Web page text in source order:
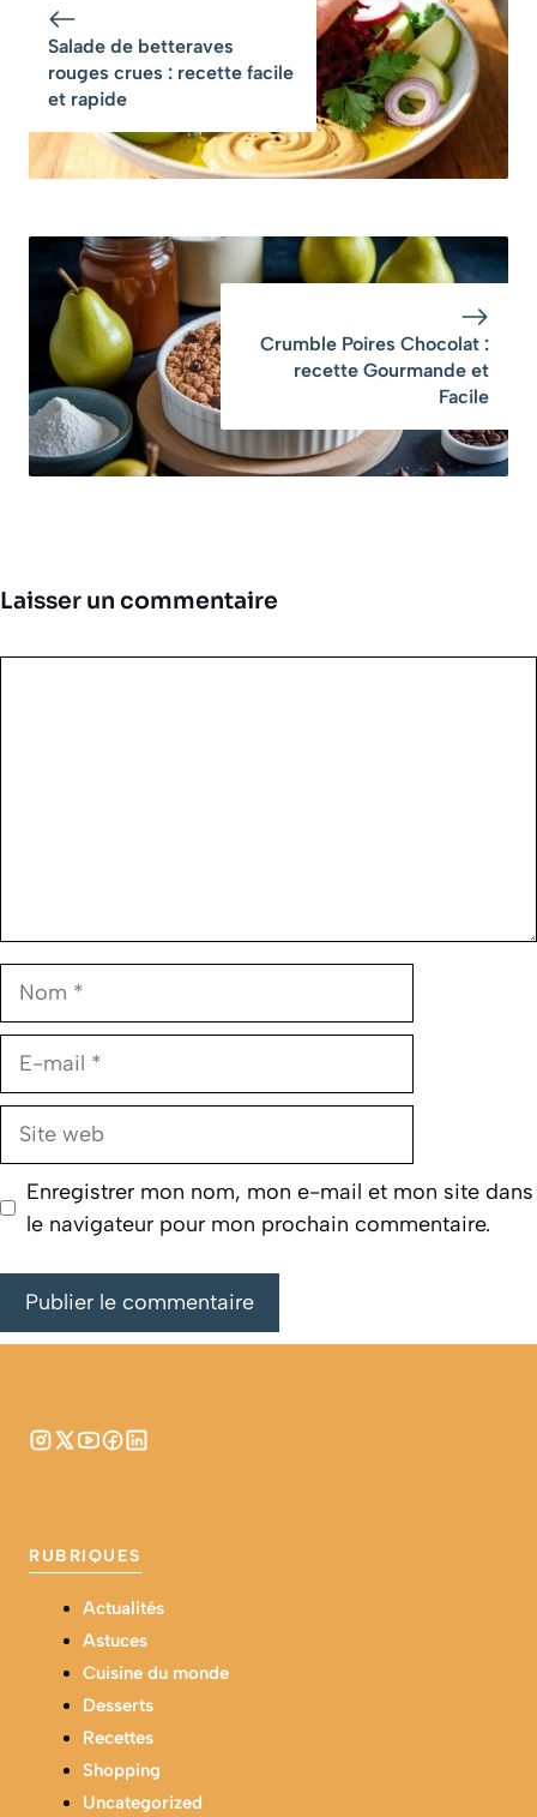
Salade de betteraves
rouges crues : recette facile
et rapide
Crumble Poires Chocolat :
recette Gourmande et
Facile
Laisser un commentaire
Nom
E-
Site
Enregistrer mon nom, mon e-mail et mon site dans
le navigateur pour mon prochain commentaire.
RUBRIQUES
Actualités
Astuces
Cuisine du monde
Desserts
Recettes
Shopping
Uncategorized